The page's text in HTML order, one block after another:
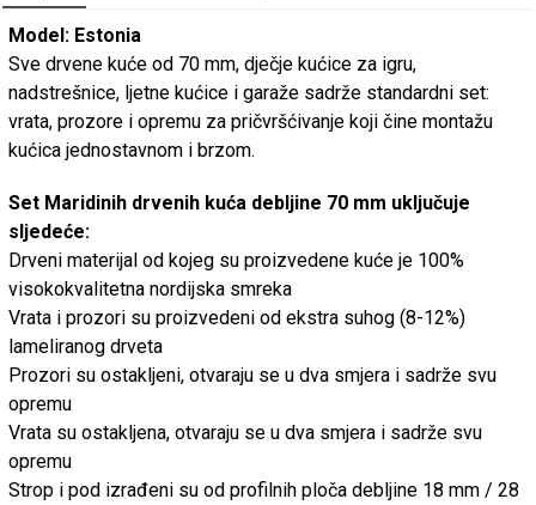
Model: Estonia
Sve drvene kuće od 70 mm, dječje kućice za igru,
nadstrešnice, ljetne kućice i garaže sadrže standardni set:
vrata, prozore i opremu za pričvršćivanje koji čine montažu
kućica jednostavnom i brzom.
Set Maridinih drvenih kuća debljine 70 mm uključuje
sljedeće:
Drveni materijal od kojeg su proizvedene kuće je 100%
visokokvalitetna nordijska smreka
Vrata i prozori su proizvedeni od ekstra suhog (8-12%)
lameliranog drveta
Prozori su ostakljeni, otvaraju se u dva smjera i sadrže svu
opremu
Vrata su ostakljena, otvaraju se u dva smjera i sadrže svu
opremu
Strop i pod izrađeni su od profilnih ploča debljine 18 mm / 28